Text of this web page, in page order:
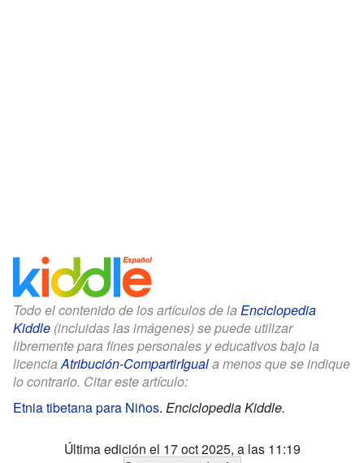
Todo el contenido de los artículos de la Enciclopedia
Kiddle (incluidas las imágenes) se puede utilizar
libremente para fines personales y educativos bajo la
licenciaAtribución-CompartirIguala menos que se indique
lo contrario. Citar este artículo:
Etnia tibetana para Niños. Enciclopedia Kiddle.
Última edición el 17 oct 2025, a las 11:19